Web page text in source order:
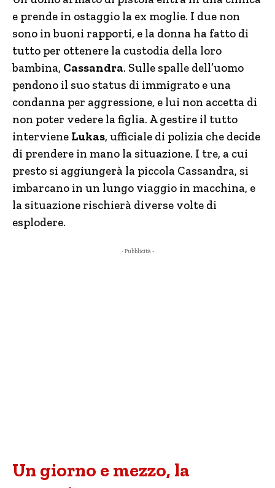
e prende in ostaggio la ex moglie. I due non
sono in buoni rapporti, e la donna ha fatto di
tutto per ottenere la custodia della loro
bambina, Cassandra. Sulle spalle dell’uomo
pendono il suo status di immigrato e una
condanna per aggressione, e lui non accetta di
non poter vedere la figlia. A gestire il tutto
interviene Lukas, ufficiale di polizia che decide
di prendere in mano la situazione. I tre, a cui
presto si aggiungerà la piccola Cassandra, si
imbarcano in un lungo viaggio in macchina, e
la situazione rischierà diverse volte di
esplodere.
- Pubblicità -
Un giorno e mezzo, la